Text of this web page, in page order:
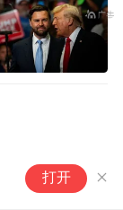
打开